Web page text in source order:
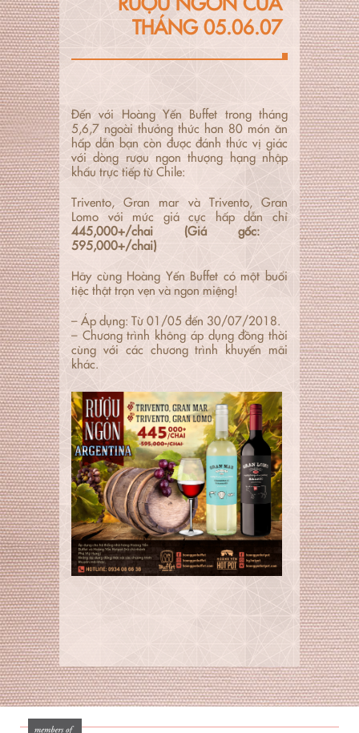
THÁNG 05.06.07
Đến với Hoàng Yến Buffet trong tháng
5,6,7 ngoài thưởng thức hơn 80 món ăn
hấp dẫn bạn còn được đánh thức vị giác
với dòng rượu ngon thượng hạng nhập
khẩu trực tiếp từ Chile:
Trivento, Gran mar và Trivento, Gran
Lomo với mức giá cực hấp dẫn chỉ
445,000+/chai (Giá gốc:
595,000+/chai)
Hãy cùng Hoàng Yến Buffet có một buổi
tiệc thật trọn vẹn và ngon miệng!
– Áp dụng: Từ 01/05 đến 30/07/2018.
– Chương trình không áp dụng đồng thời
cùng với các chương trình khuyến mãi
khác.